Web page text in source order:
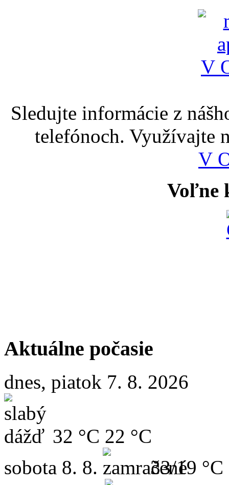
Sledujte informácie z
telefónoch. Využívajte
V
Voľne
Aktuálne počasie
dnes, piatok 7. 8. 2026
32 °C 22 °C
sobota 8. 8. 33/19 °C